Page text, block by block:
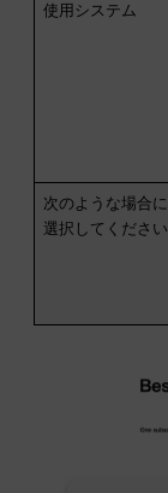
使用システム
次のような場合に
選択してください